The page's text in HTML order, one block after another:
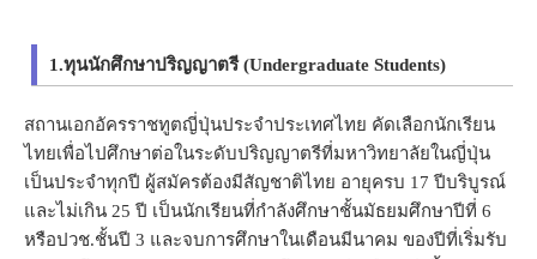
1.ทุนนักศึกษาปริญญาตรี (Undergraduate Students)
สถานเอกอัครราชทูตญี่ปุ่นประจำประเทศไทย คัดเลือกนักเรียน
ไทยเพื่อไปศึกษาต่อในระดับปริญญาตรีที่มหาวิทยาลัยในญี่ปุ่น
เป็นประจำทุกปี ผู้สมัครต้องมีสัญชาติไทย อายุครบ 17 ปีบริบูรณ์
และไม่เกิน 25 ปี เป็นนักเรียนที่กำลังศึกษาชั้นมัธยมศึกษาปีที่ 6
หรือปวช.ชั้นปี 3 และจบการศึกษาในเดือนมีนาคม ของปีที่เริ่มรับ